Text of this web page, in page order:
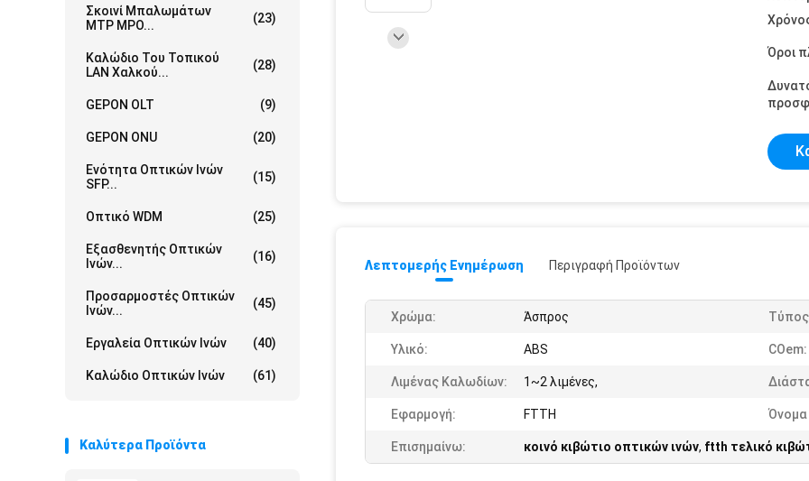
Σκοινί Μπαλωμάτων
MTP MPO...
(23)
Καλώδιο Του Τοπικού
LAN Χαλκού...
(28)
GEPON OLT (9)
GEPON ONU (20)
Ενότητα Οπτικών Ινών
SFP...
(15)
Οπτικό WDM (25)
Εξασθενητής Οπτικών
Ινών...
(16)
Προσαρμοστές Οπτικών
Ινών...
(45)
Εργαλεία Οπτικών Ινών (40)
Καλώδιο Οπτικών Ινών (61)
Καλύτερα Προϊόντα
Όροι
Λεπτομερής Ενημέρωση Περιγραφή Προϊόντων
Χρώμα: Άσπρος
Υλικό: ABS COem:
Λιμένας Καλωδίων: 1~2 λιμένες,
Εφαρμογή: FTTH Όνομα
Επισημαίνω: κοινό κιβώτιο οπτικών ινών, ftth τελικό